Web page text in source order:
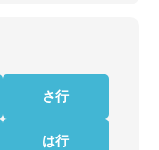
さ行
は行